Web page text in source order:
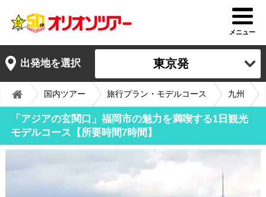
メニュー
出発地を選択 東京発
国内ツアー 旅行プラン・モデルコース 九州
「アジアの玄関口」福岡市の魅力を満喫する1日観光
モデルコース【所要時間7時間】